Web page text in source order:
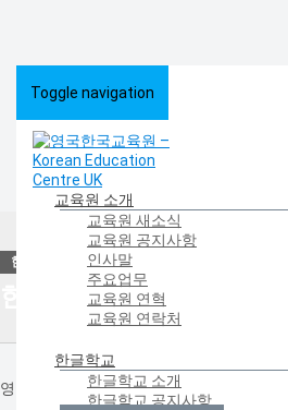
Toggle navigation
교육원 소개
교육원 새소식
교육원 공지사항
인사말
주요업무
교육원 연혁
교육원 연락처
한글학교
한글학교 소개
한글학교 공지사항
한글학교 > 한글학교 새소식
한글학교 새소식
영국의 한글학교들이 전하는 새로운 소식을